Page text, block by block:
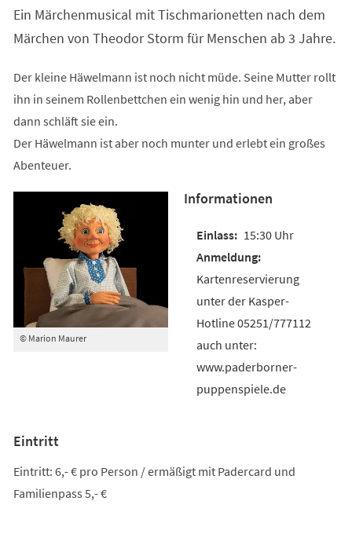
Ein Märchenmusical mit Tischmarionetten nach dem
Märchen von Theodor Storm für Menschen ab 3 Jahre.
Der kleine Häwelmann ist noch nicht müde. Seine Mutter rollt
ihn in seinem Rollenbettchen ein wenig hin und her, aber
dann schläft sie ein.
Der Häwelmann ist aber noch munter und erlebt ein großes
Abenteuer.
© Marion Maurer
Informationen
15:30 Uhr
Kartenreservierung
unter der Kasper-
Hotline 05251/777112
auch unter:
www.paderborner-
puppenspiele.de
Eintritt
Eintritt: 6,- € pro Person / ermäßigt mit Padercard und
Familienpass 5,- €